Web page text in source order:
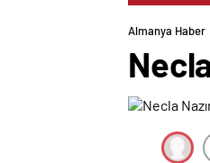
Almanya Haber